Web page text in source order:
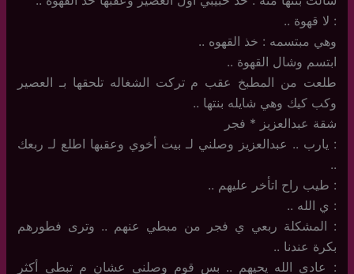
: لا قهوة ..
وهي مبتسمه : خذ القهوه ..
ابتسم وشال القهوة ..
طلعت من المطبخ عقب م تركت الشغاله تلحقها بـ العصير
وكب كيك وهي شايله بنتها ..
شقة عبدالعزيز * فجر
: يارب .. عبدالعزيز وصلني لـ بيت أخوي وعقبها اطلع لـ ربعك
..
: طيب راح اتأخر عليهم ..
: ي الله ..
: المشكلة ربعي ي فجر من مبطي عنهم .. وترى فطورهم
بكرة عندنا ..
: عادي الله يحيهم .. بس قوم وصلني عشان م تبطي أكثر